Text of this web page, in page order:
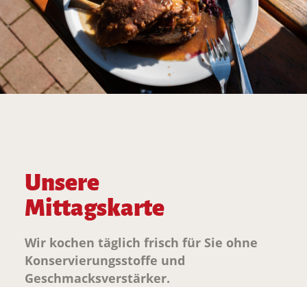
Unsere
Mittagskarte
Wir kochen täglich frisch für Sie ohne
Konservierungsstoffe und
Geschmacksverstärker.